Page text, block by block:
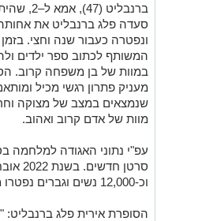
ונפטרה כעבור שנה וחצי.
המשותף לכתוב ספר ילדים
במוות של בן משפחה קרוב.
מעניק פתרון רגשי מכיל
שנמצאים במצב של מצוקה
מוות של אדם קרוב ואהוב.
וכ-12,000 נשים וגברים נפטרו ממחלת הסרטן.
הסופרת אירית פלג